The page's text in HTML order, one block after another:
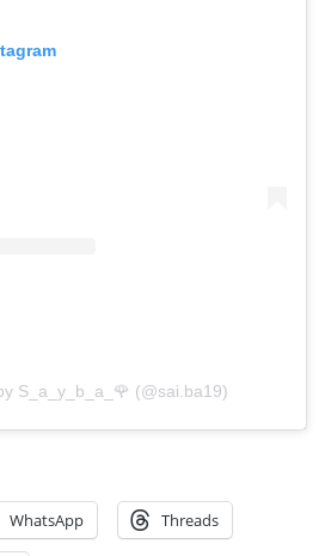
S_a_y_b_a_🌹 (@sai.ba19)
WhatsApp Threads